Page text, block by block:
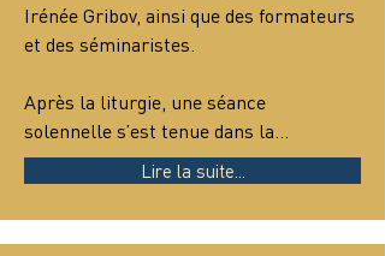
Irénée Gribov, ainsi que des formateurs
et des séminaristes.
Après la liturgie, une séance
solennelle s’est tenue dans la…
Lire la suite...